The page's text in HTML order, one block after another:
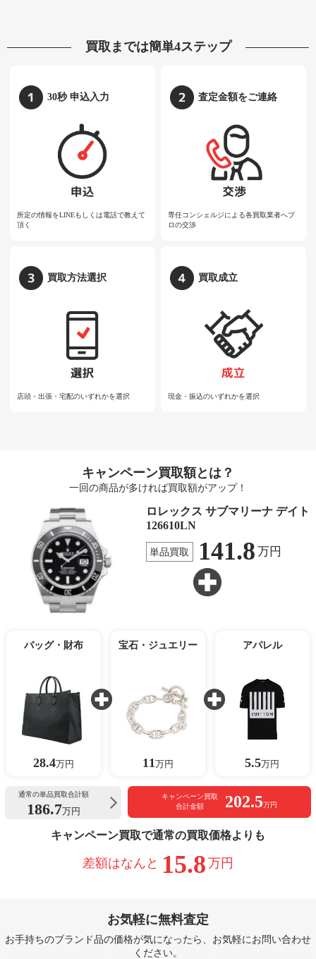
買取までは簡単4ステップ
30秒 申込入力
所定の情報をLINEもしくは電話で教えて
頂く
査定金額をご連絡
専任コンシェルジによる各買取業者へプ
ロの交渉
買取方法選択
店頭・出張・宅配のいずれかを選択
買取成立
現金・振込のいずれかを選択
キャンペーン買取額とは？
一回の商品が多ければ買取額がアップ！
ロレックス サブマリーナ デイト
126610LN
単品買取 141.8 万円
バッグ・財布
28.4万円
宝石・ジュエリー
11万円
アパレル
5.5万円
通常の単品買取合計額
186.7万円
キャンペーン買取
合計金額
202.5万円
キャンペーン買取で通常の買取価格よりも
差額はなんと 15.8 万円
お気軽に無料査定
お手持ちのブランド品の価格が気になったら、お気軽にお問い合わせ
ください。